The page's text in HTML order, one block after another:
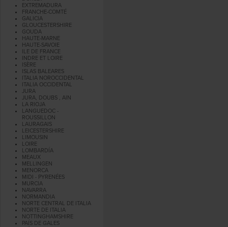
EXTREMADURA
FRANCHE-COMTÉ
GALICIA
GLOUCESTERSHIRE
GOUDA
HAUTE-MARNE
HAUTE-SAVOIE
ILE DE FRANCE
INDRE ET LOIRE
ISÈRE
ISLAS BALEARES
ITALIA NOROCCIDENTAL
ITALIA OCCIDENTAL
JURA
JURA, DOUBS , AIN
LA RIOJA
LANGUEDOC -
ROUSSILLON
LAURAGAIS
LEICESTERSHIRE
LIMOUSIN
LOIRE
LOMBARDÍA
MEAUX
MELLINGEN
MENORCA
MIDI - PYRENÉES
MURCIA
NAVARRA
NORMANDIA
NORTE CENTRAL DE ITALIA
NORTE DE ITALIA
NOTTINGHAMSHIRE
PAÍS DE GALES